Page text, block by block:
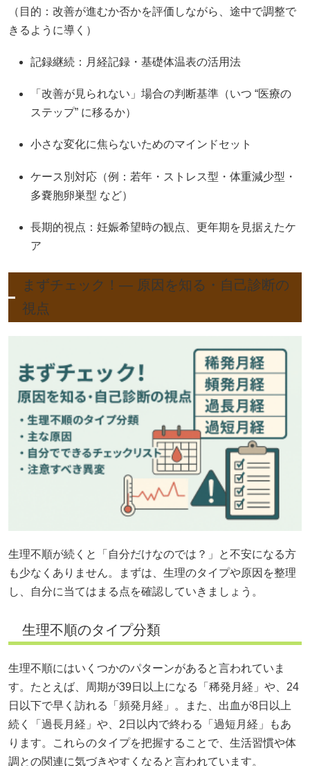
（目的：改善が進むか否かを評価しながら、途中で調整で
きるように導く）
記録継続：月経記録・基礎体温表の活用法
「改善が見られない」場合の判断基準（いつ “医療の
ステップ” に移るか）
小さな変化に焦らないためのマインドセット
ケース別対応（例：若年・ストレス型・体重減少型・
多嚢胞卵巣型 など）
長期的視点：妊娠希望時の観点、更年期を見据えたケ
ア
まずチェック！— 原因を知る・自己診断の
視点
生理不順が続くと「自分だけなのでは？」と不安になる方
も少なくありません。まずは、生理のタイプや原因を整理
し、自分に当てはまる点を確認していきましょう。
生理不順のタイプ分類
生理不順にはいくつかのパターンがあると言われていま
す。たとえば、周期が39日以上になる「稀発月経」や、24
日以下で早く訪れる「頻発月経」。また、出血が8日以上
続く「過長月経」や、2日以内で終わる「過短月経」もあ
ります。これらのタイプを把握することで、生活習慣や体
調との関連に気づきやすくなると言われています。